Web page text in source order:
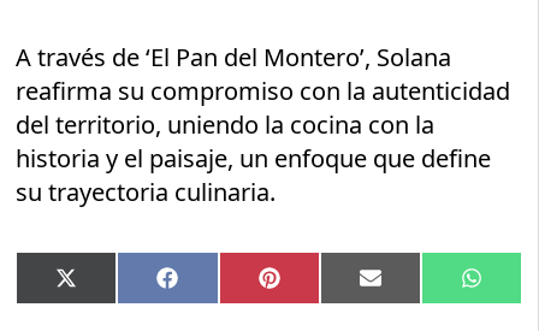
A través de ‘El Pan del Montero’, Solana
reafirma su compromiso con la autenticidad
del territorio, uniendo la cocina con la
historia y el paisaje, un enfoque que define
su trayectoria culinaria.
Compartir
en
X
(Twitter)
Compartir
en
Facebook Compartir
en
Pinterest Compartir
en
Email
en